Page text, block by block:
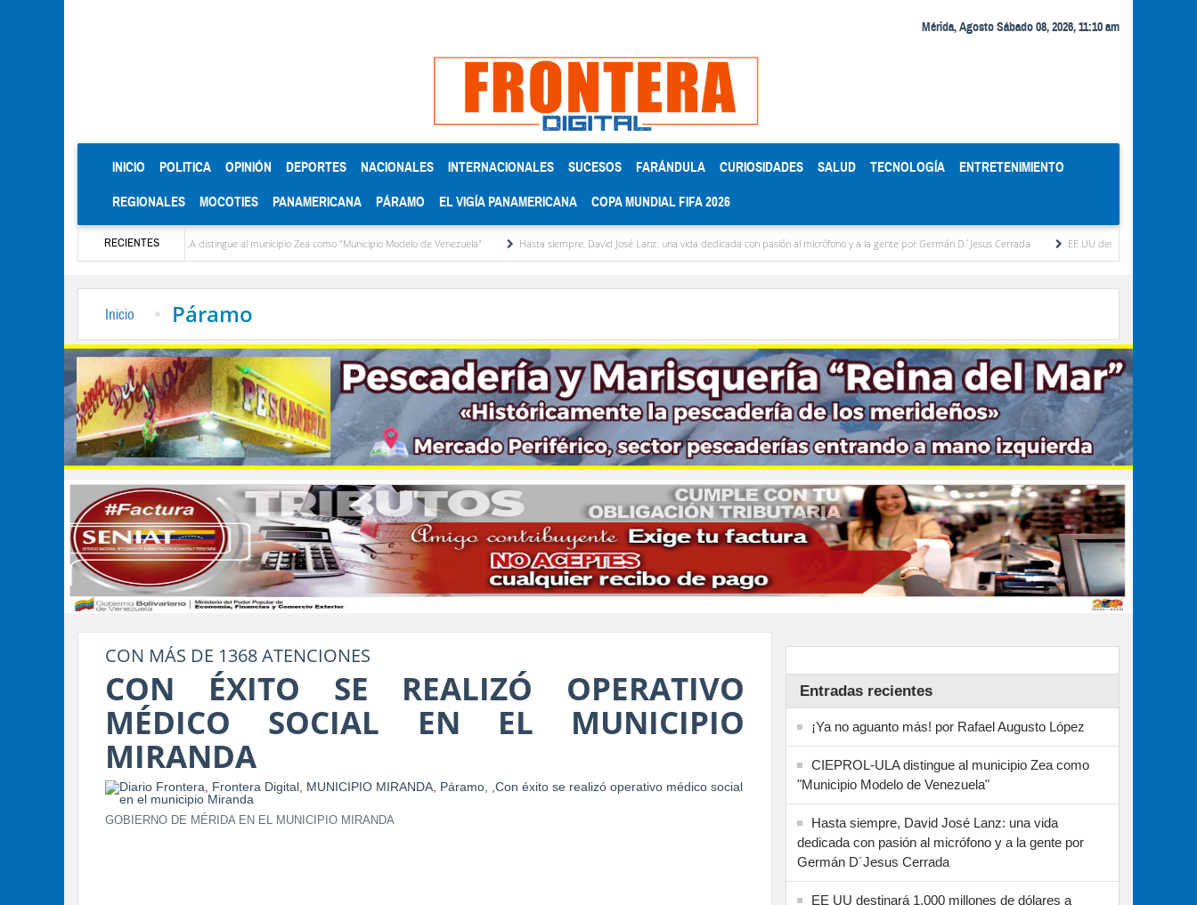
Mérida, Agosto Sábado 08, 2026, 11:10 am
INICIO (CURRENT)
POLITICA OPINIÓN DEPORTES NACIONALES INTERNACIONALES SUCESOS FARÁNDULA CURIOSIDADES SALUD TECNOLOGÍA ENTRETENIMIENTO
REGIONALES MOCOTIES PANAMERICANA PÁRAMO EL VIGÍA PANAMERICANA COPA MUNDIAL FIFA 2026
RECIENTES
CIEPROL-ULA distingue al municipio Zea como "Municipio Modelo de Venezuela" Hasta siempre, David José Lanz: una vida dedicada con pasión al micrófono y a la gente por Germán D´Jesus Cerrada EE UU destinará 1.000 millones de
Inicio Páramo
CON MÁS DE 1368 ATENCIONES
CON ÉXITO SE REALIZÓ OPERATIVO
MÉDICO SOCIAL EN EL MUNICIPIO
MIRANDA
GOBIERNO DE MÉRIDA EN EL MUNICIPIO MIRANDA
Entradas recientes
¡Ya no aguanto más! por Rafael Augusto López
CIEPROL-ULA distingue al municipio Zea como
"Municipio Modelo de Venezuela"
Hasta siempre, David José Lanz: una vida
dedicada con pasión al micrófono y a la gente por
Germán D´Jesus Cerrada
EE UU destinará 1.000 millones de dólares a